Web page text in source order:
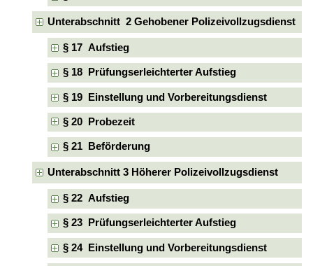
Unterabschnitt 2 Gehobener Polizeivollzugsdienst
§ 17 Aufstieg
§ 18 Prüfungserleichterter Aufstieg
§ 19 Einstellung und Vorbereitungsdienst
§ 20 Probezeit
§ 21 Beförderung
Unterabschnitt 3 Höherer Polizeivollzugsdienst
§ 22 Aufstieg
§ 23 Prüfungserleichterter Aufstieg
§ 24 Einstellung und Vorbereitungsdienst